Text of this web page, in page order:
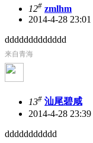
12# zmlhm
2014-4-28 23:01
ddddddddddddd
来自青海
13# 汕尾碧咸
2014-4-28 23:39
ddddddddddd